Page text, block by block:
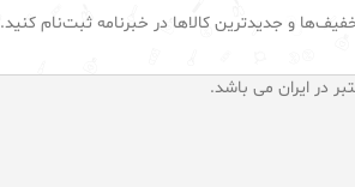
و جدیدترین کالاها در خبرنامه ثبت‌نام کنید.
در ایران می باشد.